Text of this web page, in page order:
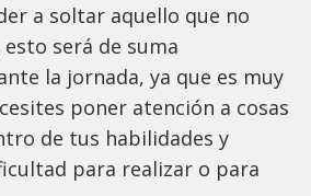
a soltar aquello que no
será de suma
la jornada, ya que es muy
poner atención a cosas
de tus habilidades y
para realizar o para